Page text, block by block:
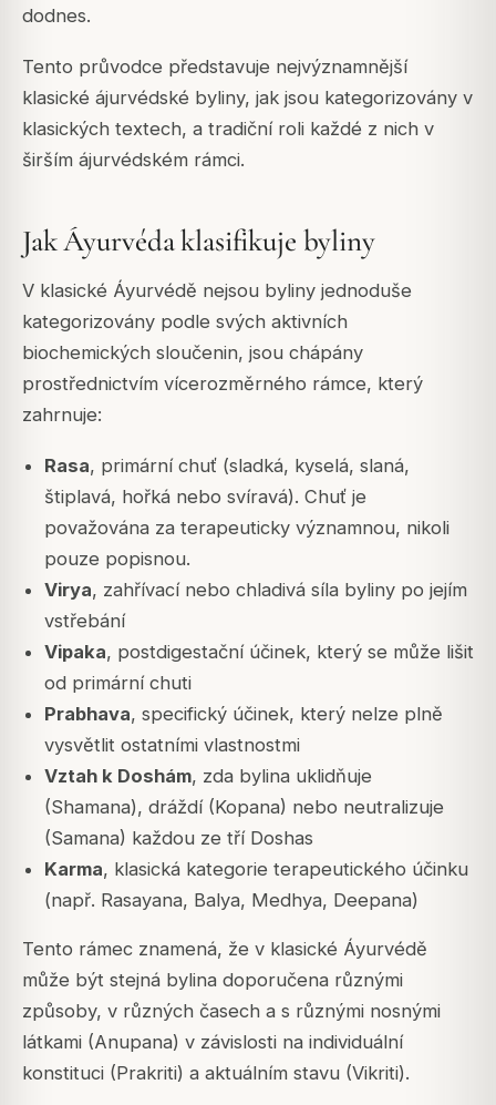
dodnes.
Tento průvodce představuje nejvýznamnější
klasické ájurvédské byliny, jak jsou kategorizovány v
klasických textech, a tradiční roli každé z nich v
širším ájurvédském rámci.
Jak Áyurvéda klasifikuje byliny
V klasické Áyurvédě nejsou byliny jednoduše
kategorizovány podle svých aktivních
biochemických sloučenin, jsou chápány
prostřednictvím vícerozměrného rámce, který
zahrnuje:
Rasa, primární chuť (sladká, kyselá, slaná,
štiplavá, hořká nebo svíravá). Chuť je
považována za terapeuticky významnou, nikoli
pouze popisnou.
Virya, zahřívací nebo chladivá síla byliny po jejím
vstřebání
Vipaka, postdigestační účinek, který se může lišit
od primární chuti
Prabhava, specifický účinek, který nelze plně
vysvětlit ostatními vlastnostmi
Vztah k Doshám, zda bylina uklidňuje
(Shamana), dráždí (Kopana) nebo neutralizuje
(Samana) každou ze tří Doshas
Karma, klasická kategorie terapeutického účinku
(např. Rasayana, Balya, Medhya, Deepana)
Tento rámec znamená, že v klasické Áyurvédě
může být stejná bylina doporučena různými
způsoby, v různých časech a s různými nosnými
látkami (Anupana) v závislosti na individuální
konstituci (Prakriti) a aktuálním stavu (Vikriti).